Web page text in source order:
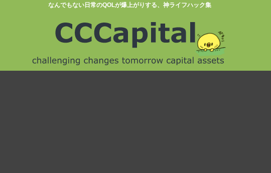
なんでもない日常のQOLが爆上がりする、神ライフハック集